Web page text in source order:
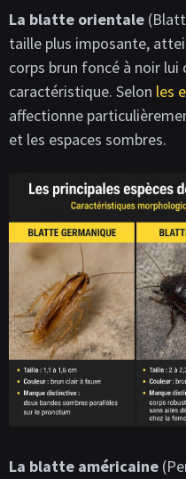
La blatte orientale
taille plus imposante,
corps brun foncé à noir
caractéristique. Selon les
affectionne
et les espaces sombres.
La blatte américaine